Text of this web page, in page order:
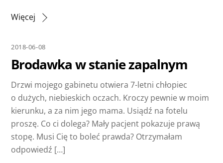
Więcej
2018-06-08
Brodawka w stanie zapalnym
Drzwi mojego gabinetu otwiera 7-letni chłopiec
o dużych, niebieskich oczach. Kroczy pewnie w moim
kierunku, a za nim jego mama. Usiądź na fotelu
proszę. Co ci dolega? Mały pacjent pokazuje prawą
stopę. Musi Cię to boleć prawda? Otrzymałam
odpowiedź […]